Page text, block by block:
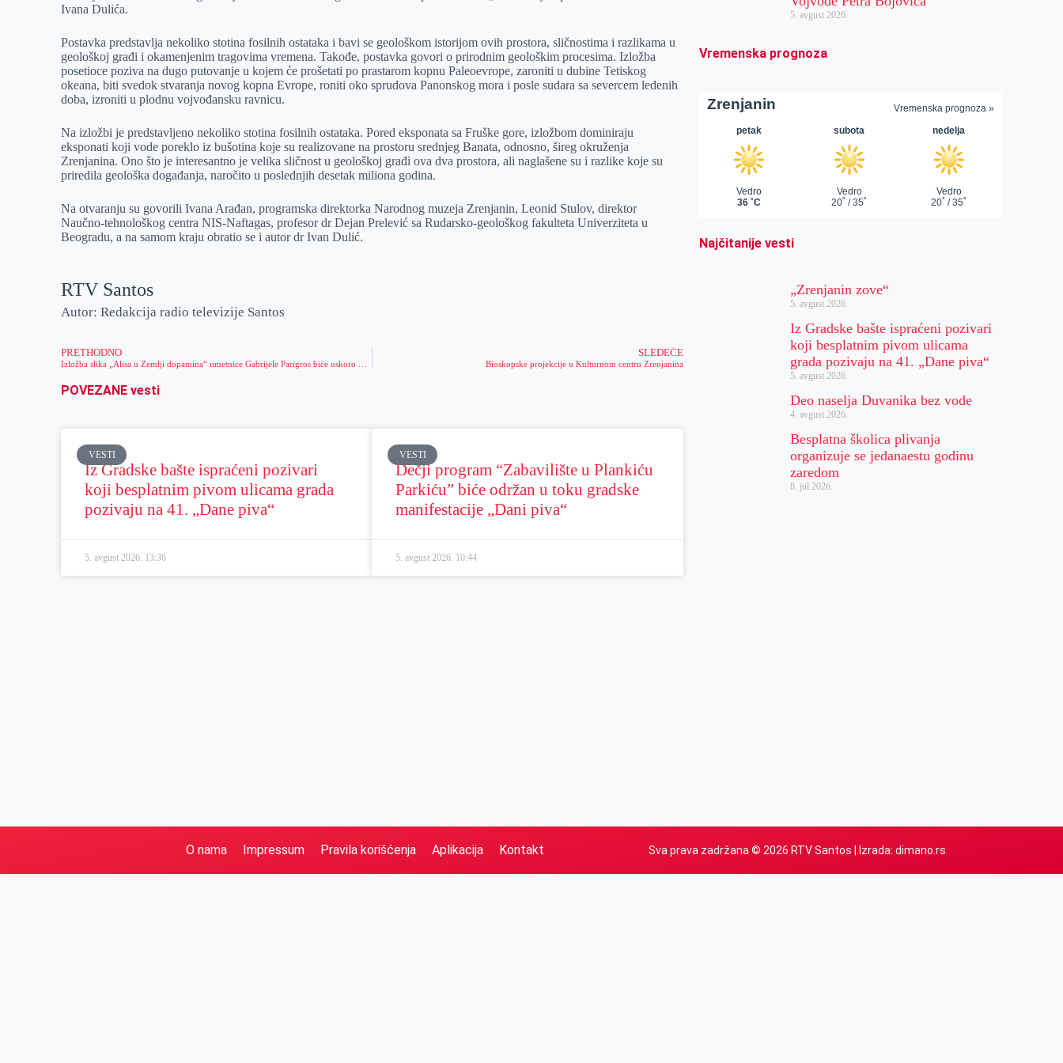
p
p
l
Ivana Dulića.
Postavka predstavlјa nekoliko stotina fosilnih ostataka i bavi se geološkom istorijom ovih prostora, sličnostima i razlikama u
geološkoj građi i okamenjenim tragovima vremena. Takođe, postavka govori o prirodnim geološkim procesima. Izložba
posetioce poziva na dugo putovanje u kojem će prošetati po prastarom kopnu Paleoevrope, zaroniti u dubine Tetiskog
okeana, biti svedok stvaranja novog kopna Evrope, roniti oko sprudova Panonskog mora i posle sudara sa severcem ledenih
doba, izroniti u plodnu vojvođansku ravnicu.
Na izložbi je predstavlјeno nekoliko stotina fosilnih ostataka. Pored eksponata sa Fruške gore, izložbom dominiraju
eksponati koji vode poreklo iz bušotina koje su realizovane na prostoru srednjeg Banata, odnosno, šireg okruženja
Zrenjanina. Ono što je interesantno je velika sličnost u geološkoj građi ova dva prostora, ali naglašene su i razlike koje su
priredila geološka događanja, naročito u poslednjih desetak miliona godina.
Na otvaranju su govorili Ivana Arađan, programska direktorka Narodnog muzeja Zrenjanin, Leonid Stulov, direktor
Naučno-tehnološkog centra NIS-Naftagas, profesor dr Dejan Prelević sa Rudarsko-geološkog fakulteta Univerziteta u
Beogradu, a na samom kraju obratio se i autor dr Ivan Dulić.
RTV Santos
Autor: Redakcija radio televizije Santos
PRETHODNO SLEDEĆE
Bioskopske projekcije u Kulturnom centru Zrenjanina
POVEZANE vesti
VESTI
Iz Gradske bašte ispraćeni pozivari
koji besplatnim pivom ulicama grada
pozivaju na 41. „Dane piva“
5. avgust 2026. 13:36
VESTI
Dečji program “Zabavilište u Plankiću
Parkiću” biće održan u toku gradske
manifestacije „Dani piva“
5. avgust 2026. 10:44
5. avgust 2026.
Vremenska prognoza
Najčitanije vesti
„Zrenjanin zove“
5. avgust 2026.
Iz Gradske bašte ispraćeni pozivari
koji besplatnim pivom ulicama
grada pozivaju na 41. „Dane piva“
5. avgust 2026.
Deo naselja Duvanika bez vode
4. avgust 2026.
Besplatna školica plivanja
organizuje se jedanaestu godinu
zaredom
8. jul 2026.
O nama Impressum Pravila korišćenja Aplikacija Kontakt Sva prava zadržana © 2026 RTV Santos | Izrada: dimano.rs